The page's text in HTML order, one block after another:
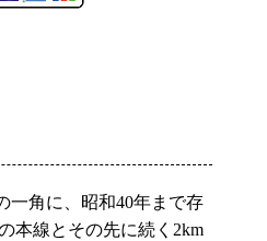
一角に、昭和40年まで存
本線とその先に続く2km